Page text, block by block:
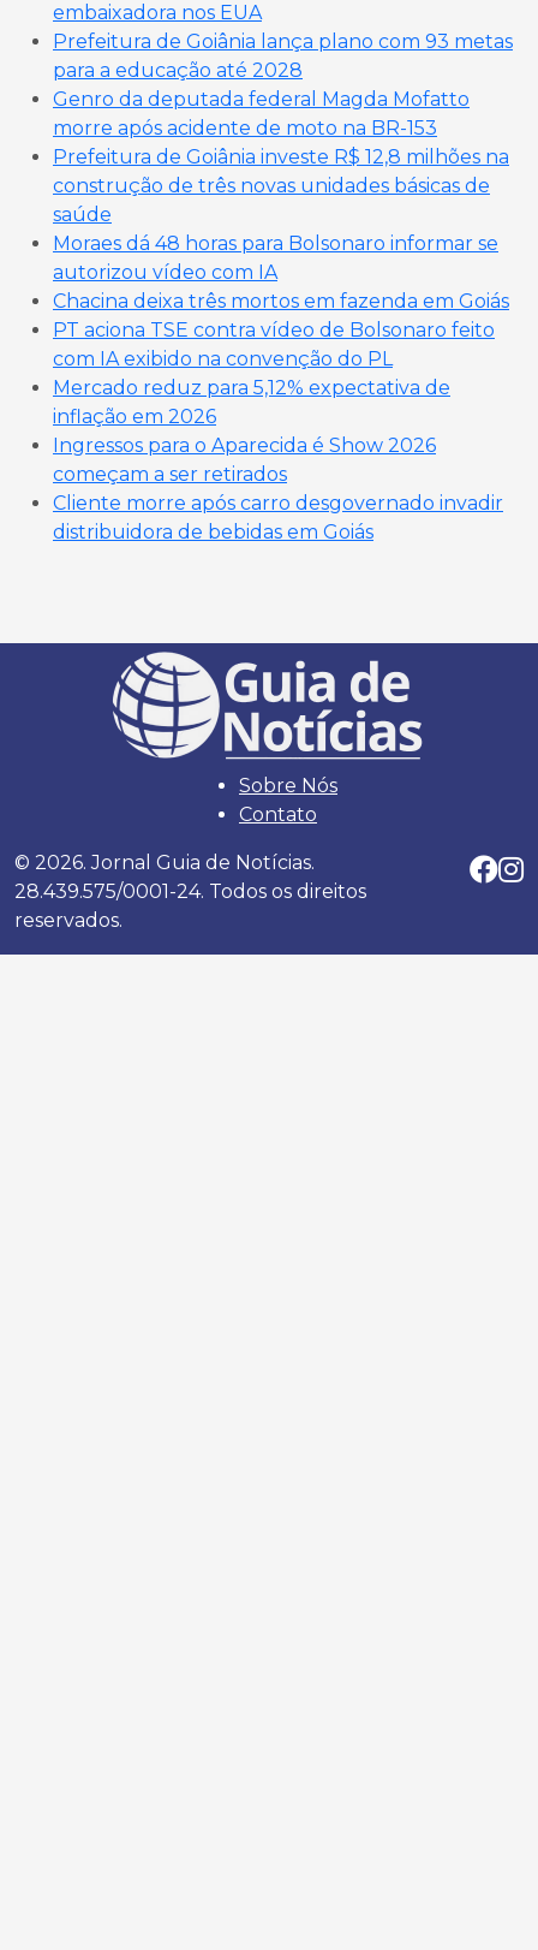
embaixadora nos EUA
Prefeitura de Goiânia lança plano com 93 metas
para a educação até 2028
Genro da deputada federal Magda Mofatto
morre após acidente de moto na BR-153
Prefeitura de Goiânia investe R$ 12,8 milhões na
construção de três novas unidades básicas de
saúde
Moraes dá 48 horas para Bolsonaro informar se
autorizou vídeo com IA
Chacina deixa três mortos em fazenda em Goiás
PT aciona TSE contra vídeo de Bolsonaro feito
com IA exibido na convenção do PL
Mercado reduz para 5,12% expectativa de
inflação em 2026
Ingressos para o Aparecida é Show 2026
começam a ser retirados
Cliente morre após carro desgovernado invadir
distribuidora de bebidas em Goiás
Sobre Nós
Contato
© 2026. Jornal Guia de Notícias.
28.439.575/0001-24. Todos os direitos
reservados.